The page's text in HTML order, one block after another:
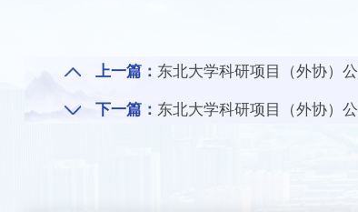
上一篇： 东北大学科研项目（外协）
下一篇： 东北大学科研项目（外协）